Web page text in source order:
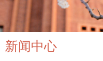
新闻中心